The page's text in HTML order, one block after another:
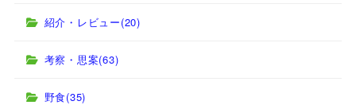
紹介・レビュー(20)
考察・思案(63)
野食(35)